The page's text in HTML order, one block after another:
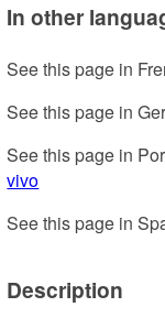
In other
See this page in
See this page in
See this page in
vivo
See this page in
Description